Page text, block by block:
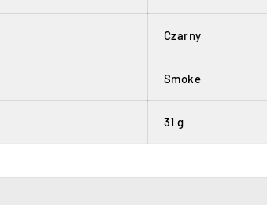
Czarny
Smoke
31 g